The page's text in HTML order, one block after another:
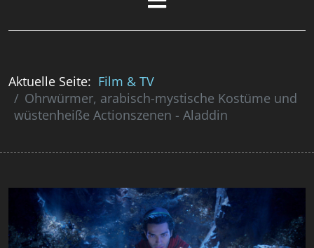
Aktuelle Seite: Film & TV
Ohrwürmer, arabisch-mystische Kostüme und
wüstenheiße Actionszenen - Aladdin